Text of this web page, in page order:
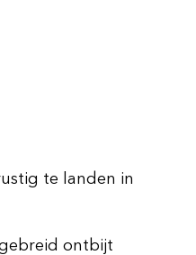
te landen in
ontbijt